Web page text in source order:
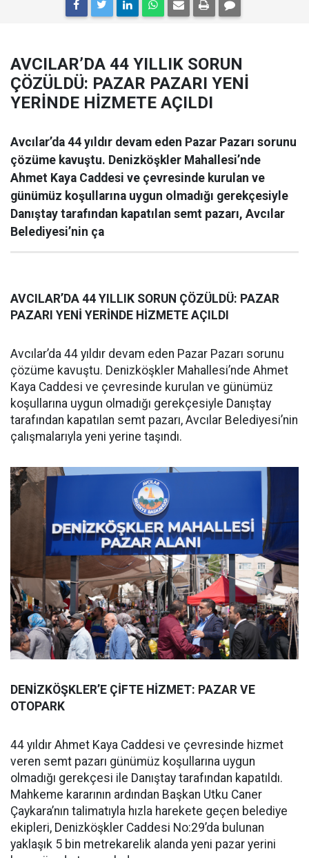
AVCILAR’DA 44 YILLIK SORUN
ÇÖZÜLDÜ: PAZAR PAZARI YENİ
YERİNDE HİZMETE AÇILDI
Avcılar’da 44 yıldır devam eden Pazar Pazarı sorunu
çözüme kavuştu. Denizköşkler Mahallesi’nde
Ahmet Kaya Caddesi ve çevresinde kurulan ve
günümüz koşullarına uygun olmadığı gerekçesiyle
Danıştay tarafından kapatılan semt pazarı, Avcılar
Belediyesi’nin ça
AVCILAR’DA 44 YILLIK SORUN ÇÖZÜLDÜ: PAZAR
PAZARI YENİ YERİNDE HİZMETE AÇILDI
Avcılar’da 44 yıldır devam eden Pazar Pazarı sorunu
çözüme kavuştu. Denizköşkler Mahallesi’nde Ahmet
Kaya Caddesi ve çevresinde kurulan ve günümüz
koşullarına uygun olmadığı gerekçesiyle Danıştay
tarafından kapatılan semt pazarı, Avcılar Belediyesi’nin
çalışmalarıyla yeni yerine taşındı.
DENİZKÖŞKLER’E ÇİFTE HİZMET: PAZAR VE
OTOPARK
44 yıldır Ahmet Kaya Caddesi ve çevresinde hizmet
veren semt pazarı günümüz koşullarına uygun
olmadığı gerekçesi ile Danıştay tarafından kapatıldı.
Mahkeme kararının ardından Başkan Utku Caner
Çaykara’nın talimatıyla hızla harekete geçen belediye
ekipleri, Denizköşkler Caddesi No:29’da bulunan
yaklaşık 5 bin metrekarelik alanda yeni pazar yerini